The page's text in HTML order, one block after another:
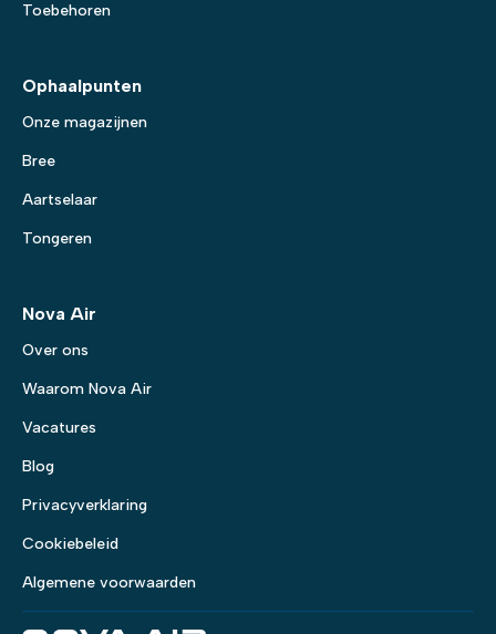
Toebehoren
Ophaalpunten
Onze magazijnen
Bree
Aartselaar
Tongeren
Nova Air
Over ons
Waarom Nova Air
Vacatures
Blog
Privacyverklaring
Cookiebeleid
Algemene voorwaarden